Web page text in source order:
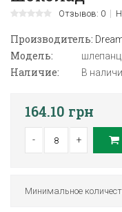
Отзывов: 0
Производитель:
Модель:
Наличие: В
164.10 грн
- +
Минимальное